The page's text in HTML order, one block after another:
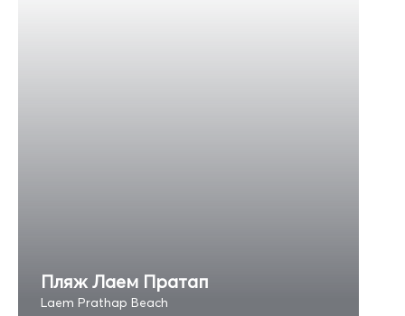
Пляж Лаем Пратап
Laem Prathap Beach